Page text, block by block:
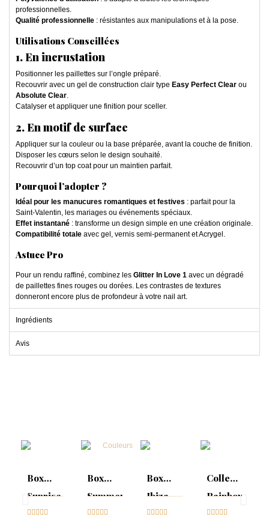
professionnelles.
Qualité professionnelle : résistantes aux manipulations et à la pose.
Utilisations Conseillées
1. En incrustation
Positionner les paillettes sur l’ongle préparé.
Recouvrir avec un gel de construction clair type Easy Perfect Clear ou
Absolute Clear.
Catalyser et appliquer une finition pour sceller.
2. En motif de surface
Appliquer sur la couleur ou la base préparée, avant la couche de finition.
Disposer les cœurs selon le design souhaité.
Recouvrir d’un top coat pour un maintien parfait.
Pourquoi l’adopter ?
Idéal pour les manucures romantiques et festives : parfait pour la
Saint-Valentin, les mariages ou événements spéciaux.
Effet instantané : transforme un design simple en une création originale.
Compatibilité totale avec gel, vernis semi-permanent et Acrygel.
Astuce Pro
Pour un rendu raffiné, combinez les Glitter In Love 1 avec un dégradé
de paillettes fines rouges ou dorées. Les contrastes de textures
donneront encore plus de profondeur à votre nail art.
Ingrédients
Avis
Box
Sunrise
Collection

Box
Summer
Mood :

Box
Ibiza
Collection

Collection
Rainbow
Tips &
